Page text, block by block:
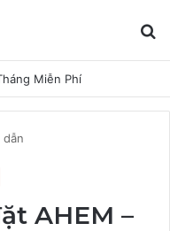
Miễn Phí
dẫn
AHEM –